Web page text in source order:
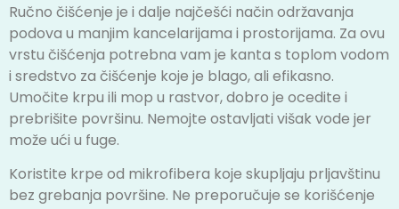
Ručno čišćenje je i dalje najčešći način održavanja
podova u manjim kancelarijama i prostorijama. Za ovu
vrstu čišćenja potrebna vam je kanta s toplom vodom
i sredstvo za čišćenje koje je blago, ali efikasno.
Umočite krpu ili mop u rastvor, dobro je ocedite i
prebrišite površinu. Nemojte ostavljati višak vode jer
može ući u fuge.
Koristite krpe od mikrofibera koje skupljaju prljavštinu
bez grebanja površine. Ne preporučuje se korišćenje